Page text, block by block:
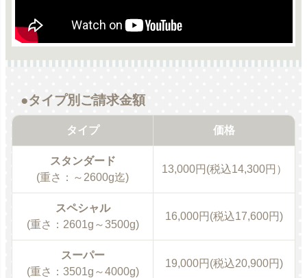
●タイプ別ご請求金額
タイプ 価格
スタンダード
(重さ：～2600g迄)
13,000円(税込14,300円）
スペシャル
(重さ：2601g～3500g)
16,000円(税込17,600円)
スーパー
(重さ：3501g～4000g)
19,000円(税込20,900円)